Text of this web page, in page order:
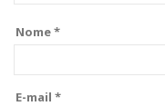
Nome*
E-mail *